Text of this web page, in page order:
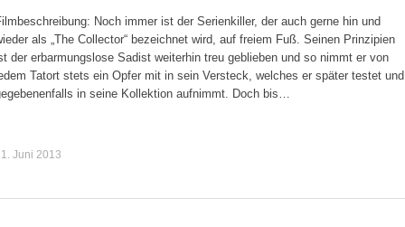
Noch immer ist der Serienkiller, der auch gerne hin und
als „The Collector“ bezeichnet wird, auf freiem Fuß. Seinen Prinzipien
der erbarmungslose Sadist weiterhin treu geblieben und so nimmt er von
Tatort stets ein Opfer mit in sein Versteck, welches er später testet und
in seine Kollektion aufnimmt. Doch bis…
Juni 2013